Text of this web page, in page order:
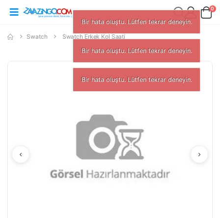
0
Swatch Swatch Erkek Kol Saati
Bir hata oluştu. Lütfen tekrar deneyin.
Bir hata oluştu. Lütfen tekrar deneyin.
Bir hata oluştu. Lütfen tekrar